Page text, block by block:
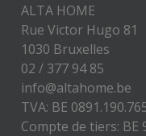
ALTA HOME
Rue Victor Hugo 81
1030 Bruxelles
02 / 377 94 85
info@altahome.be
TVA: BE
Compte de tiers: BE